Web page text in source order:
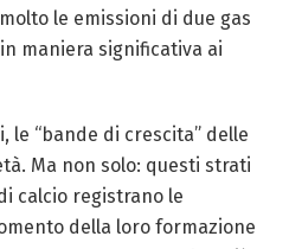
le emissioni di due gas
maniera significativa ai
le “bande di crescita” delle
Ma non solo: questi strati
calcio registrano le
della loro formazione